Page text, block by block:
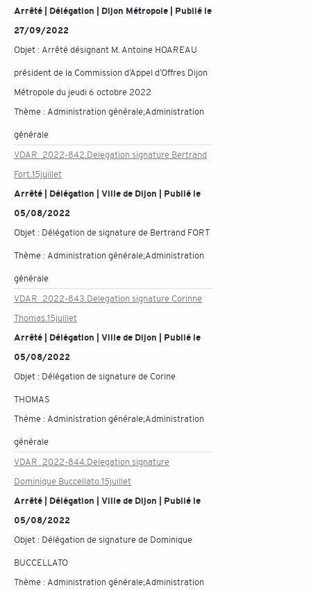
Arrêté | Délégation | Dijon Métropole | Publié le
27/09/2022
Objet : Arrêté désignant M. Antoine HOAREAU
président de la Commission d’Appel d’Offres Dijon
Métropole du jeudi 6 octobre 2022
Thème : Administration générale;Administration
générale
VDAR_2022-842.Delegation signature Bertrand
Fort.15juillet
Arrêté | Délégation | Ville de Dijon | Publié le
05/08/2022
Objet : Délégation de signature de Bertrand FORT
Thème : Administration générale;Administration
générale
VDAR_2022-843.Delegation signature Corinne
Thomas.15juillet
Arrêté | Délégation | Ville de Dijon | Publié le
05/08/2022
Objet : Délégation de signature de Corine
THOMAS
Thème : Administration générale;Administration
générale
VDAR_2022-844.Delegation signature
Dominique Buccellato.15juillet
Arrêté | Délégation | Ville de Dijon | Publié le
05/08/2022
Objet : Délégation de signature de Dominique
BUCCELLATO
Thème : Administration générale;Administration